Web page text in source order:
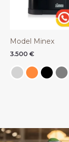
Model Minex
3.500 €